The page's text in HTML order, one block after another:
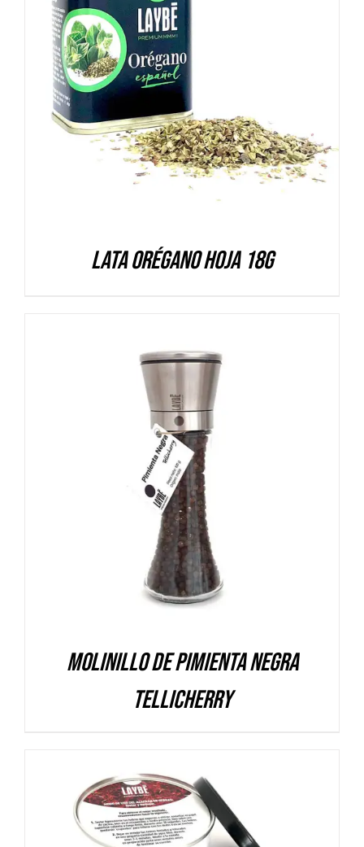
DETALLES
Lata Orégano hoja 18g
DETALLES
Molinillo de Pimienta Negra
Tellicherry